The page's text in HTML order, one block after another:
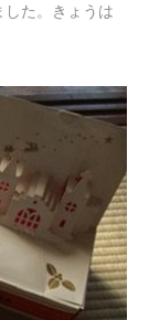
た。きょうは